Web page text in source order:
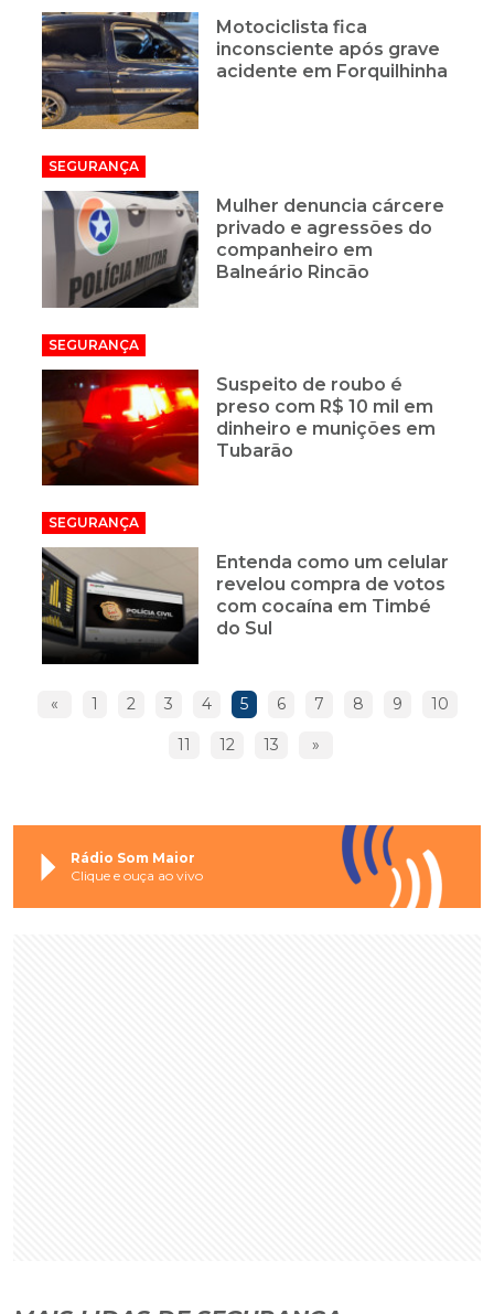
Motociclista fica
inconsciente após grave
acidente em Forquilhinha
SEGURANÇA
Mulher denuncia cárcere
privado e agressões do
companheiro em
Balneário Rincão
SEGURANÇA
Suspeito de roubo é
preso com R$ 10 mil em
dinheiro e munições em
Tubarão
SEGURANÇA
Entenda como um celular
revelou compra de votos
com cocaína em Timbé
do Sul
« 1 2 3 4 5 6 7 8 9 10
11 12 13 »
Rádio Som Maior
Clique e ouça ao vivo